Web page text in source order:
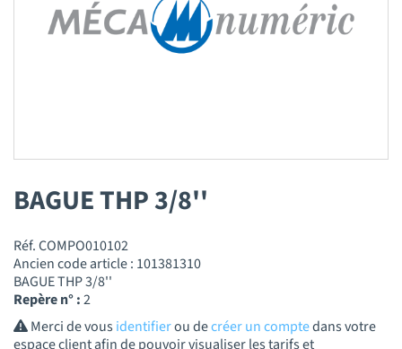
BAGUE THP 3/8''
Réf. COMPO010102
Ancien code article : 101381310
BAGUE THP 3/8''
Repère n° :2
Merci de vousidentifierou decréer un comptedans votre
espace client afin de pouvoir visualiser les tarifs et